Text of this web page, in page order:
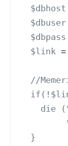
$dbpass
$link
//
die
  }